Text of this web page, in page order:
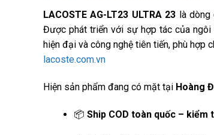
LACOSTE AG-LT23 ULTRA 23 là
Được phát triển với sự hợp tác của ngôi
hiện đại và công nghệ tiên tiến, phù hợp
lacoste.com.vn
Hiện sản phẩm đang có mặt tại Hoàng
📦 Ship COD toàn quốc –